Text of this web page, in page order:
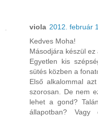
viola 2012. február
Kedves Moha!
Másodjára készül ez
Egyetlen kis
sütés közben a
Első alkalommal
szorosan. De nem
lehet a gond?
állapotban?